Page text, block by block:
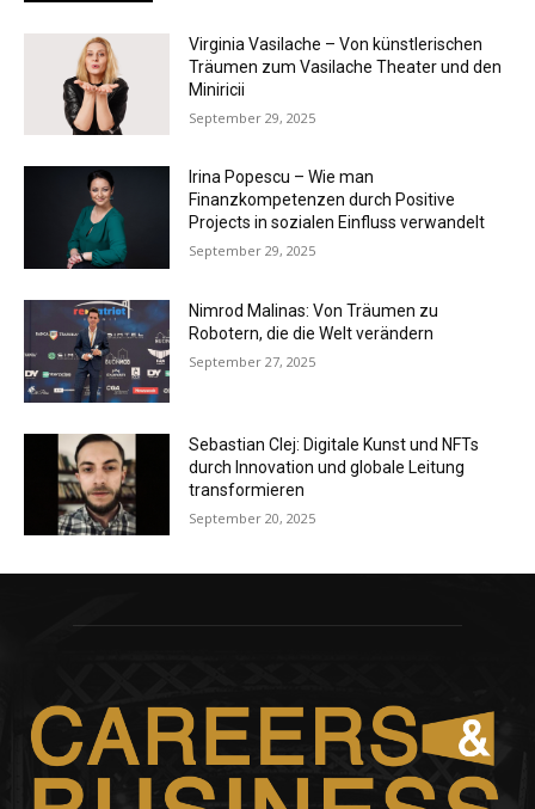
Virginia Vasilache – Von künstlerischen
Träumen zum Vasilache Theater und den
Miniricii
September 29, 2025
Irina Popescu – Wie man
Finanzkompetenzen durch Positive
Projects in sozialen Einfluss verwandelt
September 29, 2025
Nimrod Malinas: Von Träumen zu
Robotern, die die Welt verändern
September 27, 2025
Sebastian Clej: Digitale Kunst und NFTs
durch Innovation und globale Leitung
transformieren
September 20, 2025